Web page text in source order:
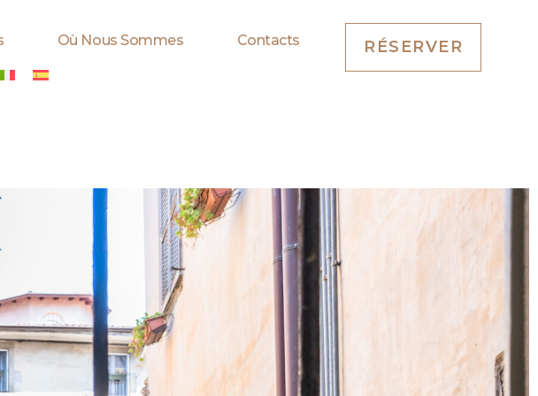
Où Nous Sommes Contacts RÉSERVER